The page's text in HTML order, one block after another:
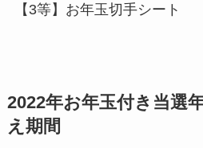
【3等】お年玉切手シート
2022年お年玉付き当選
え期間